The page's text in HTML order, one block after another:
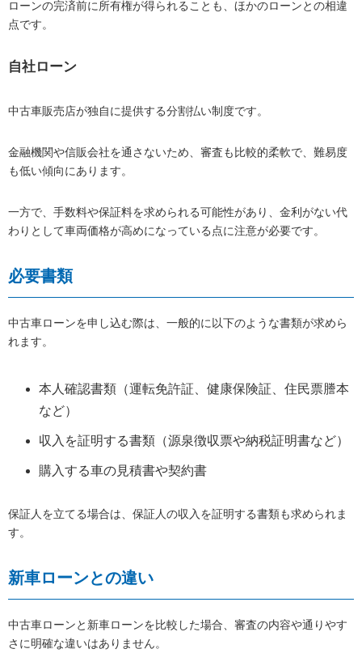
ローンの完済前に所有権が得られることも、ほかのローンとの相違
点です。
自社ローン
中古車販売店が独自に提供する分割払い制度です。
金融機関や信販会社を通さないため、審査も比較的柔軟で、難易度
も低い傾向にあります。
一方で、手数料や保証料を求められる可能性があり、金利がない代
わりとして車両価格が高めになっている点に注意が必要です。
必要書類
中古車ローンを申し込む際は、一般的に以下のような書類が求めら
れます。
本人確認書類（運転免許証、健康保険証、住民票謄本
など）
収入を証明する書類（源泉徴収票や納税証明書など）
購入する車の見積書や契約書
保証人を立てる場合は、保証人の収入を証明する書類も求められま
す。
新車ローンとの違い
中古車ローンと新車ローンを比較した場合、審査の内容や通りやす
さに明確な違いはありません。